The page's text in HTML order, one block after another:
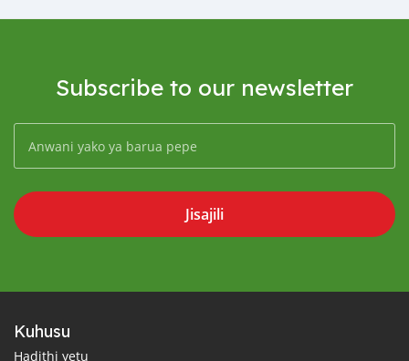
Subscribe to our newsletter
Jisajili
Kuhusu
Hadithi yetu